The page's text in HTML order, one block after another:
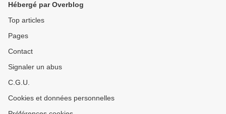
Hébergé par Overblog
Top articles
Pages
Contact
Signaler un abus
C.G.U.
Cookies et données personnelles